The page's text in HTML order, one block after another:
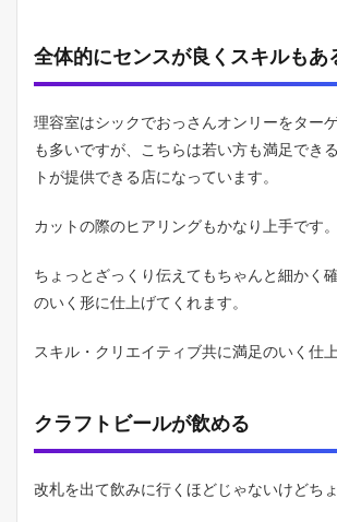
全体的にセンスが良くスキルもあ
理容室はシックでおっさんオンリーをター
も多いですが、こちらは若い方も満足でき
トが提供できる店になっています。
カットの際のヒアリングもかなり上手です。
ちょっとざっくり伝えてもちゃんと細かく
のいく形に仕上げてくれます。
スキル・クリエイティブ共に満足のいく仕上
クラフトビールが飲める
改札を出て飲みに行くほどじゃないけどち